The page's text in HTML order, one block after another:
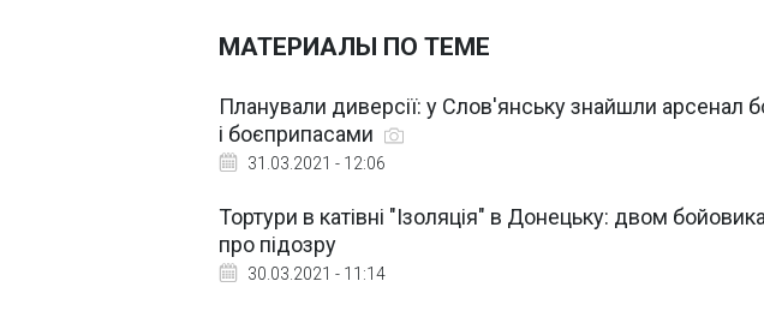
МАТЕРИАЛЫ ПО ТЕМЕ
Планували диверсії: у Слов'янську знайшли арсенал
і боєприпасами
31.03.2021 - 12:06
Тортури в катівні "Ізоляція" в Донецьку: двом
про підозру
30.03.2021 - 11:14